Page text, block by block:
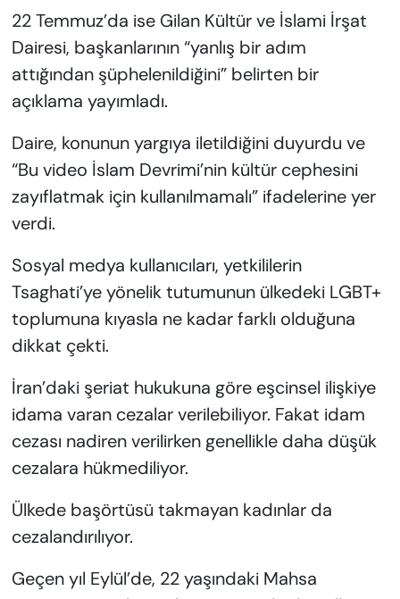
22 Temmuz’da ise Gilan Kültür ve İslami İrşat
Dairesi, başkanlarının “yanlış bir adım
attığından şüphelenildiğini” belirten bir
açıklama yayımladı.
Daire, konunun yargıya iletildiğini duyurdu ve
“Bu video İslam Devrimi’nin kültür cephesini
zayıflatmak için kullanılmamalı” ifadelerine yer
verdi.
Sosyal medya kullanıcıları, yetkililerin
Tsaghati’ye yönelik tutumunun ülkedeki LGBT+
toplumuna kıyasla ne kadar farklı olduğuna
dikkat çekti.
İran’daki şeriat hukukuna göre eşcinsel ilişkiye
idama varan cezalar verilebiliyor. Fakat idam
cezası nadiren verilirken genellikle daha düşük
cezalara hükmediliyor.
Ülkede başörtüsü takmayan kadınlar da
cezalandırılıyor.
Geçen yıl Eylül’de, 22 yaşındaki Mahsa